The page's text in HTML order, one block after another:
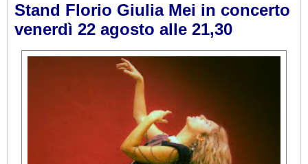
Stand Florio Giulia Mei in concerto
venerdì 22 agosto alle 21,30